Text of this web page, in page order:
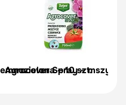
– 10 szt.
Agrocover Spray –